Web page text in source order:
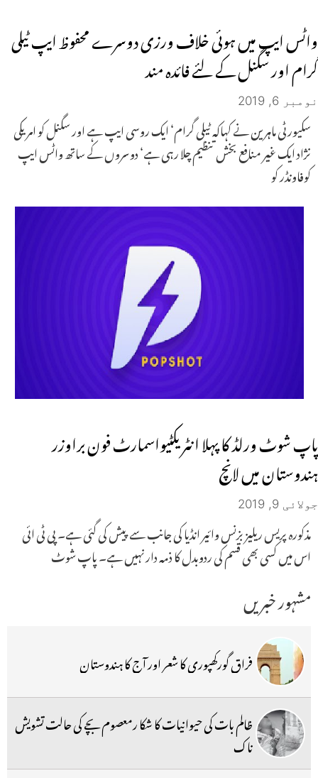
واٹس ایپ میں ہوئی خلاف ورزی دوسرے محفوظ ایپ ٹیلی
گرام اور سگنل کے لئے فائدہ مند
نومبر 6, 2019
سکیورٹی ماہرین نے کہاکہ ٹیلی گرام‘ ایک روسی ایپ ہے اور سگنل کو امریکی
نژاد ایک غیر منافع بخش تنظیم چلا رہی ہے‘ دوسروں کے ساتھ واٹس ایپ
کوفاونڈر کو
پاپ شوٹ ورلڈ کا پہلا انٹر یکٹیواسمارٹ فون براوزر
ہندوستان میں لانچ
جولائی 9, 2019
مذکورہ پریس ریلیز بزنس وائیر انڈیا کی جانب سے پیش کی گئی ہے۔ پی ٹی ائی
اس میں کسی بھی قسم کی ردوبدل کا ذمہ دار نہیں ہے۔ پاپ شوٹ
مشہور خبریں
فراق گورکھپوری کا شعر اور آج کا ہندوستان
ظالم بات کی حیوانیات کا شکا رمعصوم بچے کی حالت تشویش
ناک